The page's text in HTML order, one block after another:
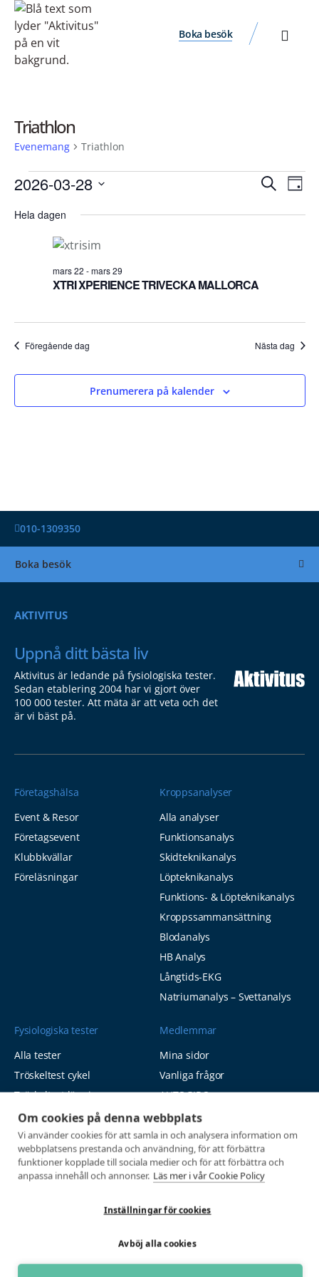
Om cookies på denna webbplats
Vi använder cookies för att samla in och analysera information om
webbplatsens prestanda och användning, för att förbättra
funktioner kopplade till sociala medier och för att förbättra och
anpassa innehåll och annonser. Läs mer i vår Cookie Policy
Inställningar för cookies
Avböj alla cookies
Boka besök
Triathlon
Evenemang Triathlon
Sök Dag
2026-03-28
datum.
Hela dagen
XTRI XPERIENCE TRIVECKA MALLORCA
mars 22 -mars 29
Föregående dag Nästa dag
Prenumerera på kalender
010-1309350
Boka besök
AKTIVITUS
Uppnå ditt bästa liv
Aktivitus är ledande på fysiologiska tester.
Sedan etablering 2004 har vi gjort över
100 000 tester. Att mäta är att veta och det
är vi bäst på.
Företagshälsa
Event & Resor
Företagsevent
Klubbkvällar
Föreläsningar
Kroppsanalyser
Alla analyser
Funktionsanalys
Skidteknikanalys
Löpteknikanalys
Funktions- & Löpteknikanalys
Kroppssammansättning
Blodanalys
HB Analys
Långtids-EKG
Natriumanalys – Svettanalys
Fysiologiska tester
Alla tester
Tröskeltest cykel
Tröskeltest löpning
Tröskeltest skidor
Tröskeltest triathlon (cykel +
löpning)
Tröskeltest + VO2max
Medlemmar
Mina sidor
Vanliga frågor
AUTOGIRO
© 2026
Integritetspolicy